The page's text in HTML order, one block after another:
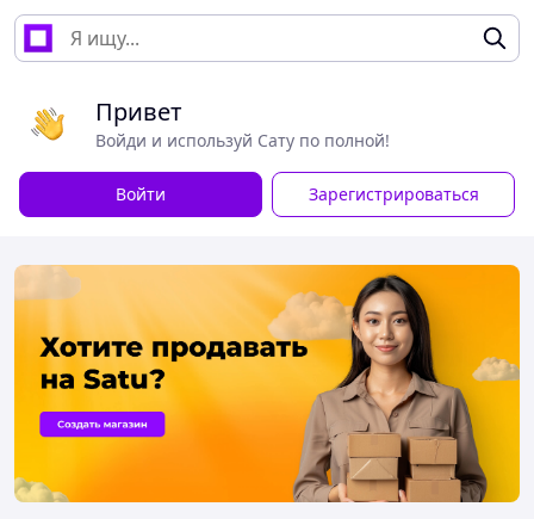
Привет
Войди и используй Сату по полной!
Войти Зарегистрироваться